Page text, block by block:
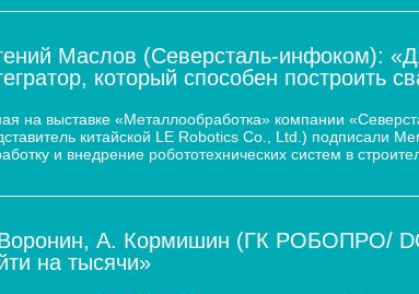
Маслов (Северсталь-инфоком):
который способен построить
на выставке «Металлообработка» компании
китайской LE Robotics Co., Ltd.) подписали
и внедрение робототехнических систем в
А. Кормишин (ГК РОБОПРО/
на тысячи»